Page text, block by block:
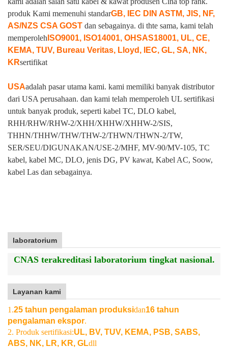
produk Kami memenuhi standarGB, IEC DIN ASTM, JIS, NF,
AS/NZS CSA GOST dan sebagainya. di thte sama, kami telah
memperoleh ISO9001, ISO14001, OHSAS18001, UL, CE,
KEMA, TUV, Bureau Veritas, Lloyd, IEC, GL, SA, NK,
KRsertifikat
USAadalah pasar utama kami. kami memiliki banyak distributor
dari USA perusahaan. dan kami telah memperoleh UL sertifikasi
untuk banyak produk, seperti kabel TC, DLO kabel,
RHH/RHW/RHW-2/XHH/XHHW/XHHW-2/SIS,
THHN/THHW/THW/THW-2/THWN/THWN-2/TW,
SER/SEU/DIGUNAKAN/USE-2/MHF, MV-90/MV-105, TC
kabel, kabel MC, DLO, jenis DG, PV kawat, Kabel AC, Soow,
kabel Las dan sebagainya.
laboratorium
CNAS terakreditasi laboratorium tingkat nasional.
Layanan kami
1.25 tahun pengalaman produksidan16 tahun
pengalaman ekspor.
2. Produk sertifikasi:UL, BV, TUV, KEMA, PSB, SABS,
ABS, NK, LR, KR, GLdll